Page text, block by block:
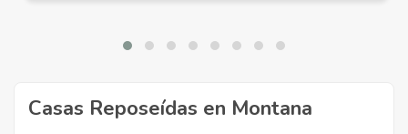
Casas Reposeídas en Montana